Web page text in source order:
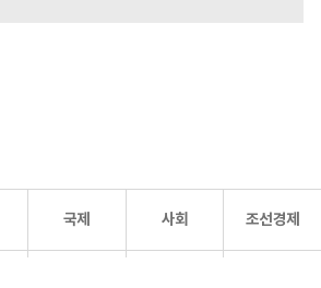
국제 사회 조선경제